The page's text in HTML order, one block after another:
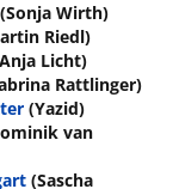
(Sonja Wirth)
Riedl)
Licht)
Rattlinger)
(Yazid)
van
(Sascha